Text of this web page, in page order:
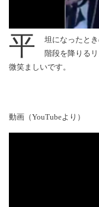
平
坦になったと
階段を降りる
微笑ましいです。
動画（YouTubeより）